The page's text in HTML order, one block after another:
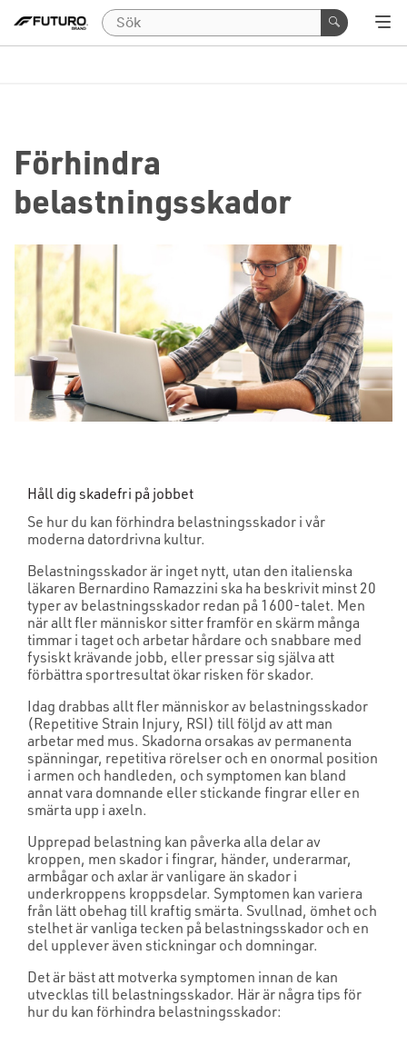
Förhindra
belastningsskador
Håll dig skadefri på jobbet
Se hur du kan förhindra belastningsskador i vår
moderna datordrivna kultur.
Belastningsskador är inget nytt, utan den italienska
läkaren Bernardino Ramazzini ska ha beskrivit minst 20
typer av belastningsskador redan på 1600-talet. Men
när allt fler människor sitter framför en skärm många
timmar i taget och arbetar hårdare och snabbare med
fysiskt krävande jobb, eller pressar sig själva att
förbättra sportresultat ökar risken för skador.
Idag drabbas allt fler människor av belastningsskador
(Repetitive Strain Injury, RSI) till följd av att man
arbetar med mus. Skadorna orsakas av permanenta
spänningar, repetitiva rörelser och en onormal position
i armen och handleden, och symptomen kan bland
annat vara domnande eller stickande fingrar eller en
smärta upp i axeln.
Upprepad belastning kan påverka alla delar av
kroppen, men skador i fingrar, händer, underarmar,
armbågar och axlar är vanligare än skador i
underkroppens kroppsdelar. Symptomen kan variera
från lätt obehag till kraftig smärta. Svullnad, ömhet och
stelhet är vanliga tecken på belastningsskador och en
del upplever även stickningar och domningar.
Det är bäst att motverka symptomen innan de kan
utvecklas till belastningsskador. Här är några tips för
hur du kan förhindra belastningsskador: